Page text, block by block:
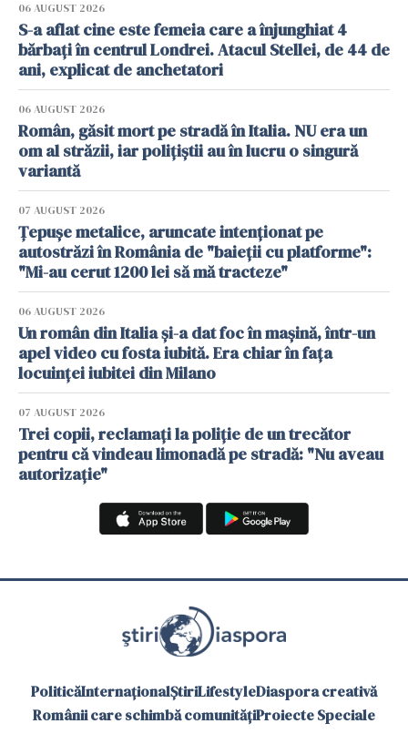
06 AUGUST 2026
S-a aflat cine este femeia care a înjunghiat 4
bărbați în centrul Londrei. Atacul Stellei, de 44 de
ani, explicat de anchetatori
06 AUGUST 2026
Român, găsit mort pe stradă în Italia. NU era un
om al străzii, iar polițiștii au în lucru o singură
variantă
07 AUGUST 2026
Țepușe metalice, aruncate intenționat pe
autostrăzi în România de "baieții cu platforme":
"Mi-au cerut 1200 lei să mă tracteze"
06 AUGUST 2026
Un român din Italia și-a dat foc în mașină, într-un
apel video cu fosta iubită. Era chiar în fața
locuinței iubitei din Milano
07 AUGUST 2026
Trei copii, reclamați la poliție de un trecător
pentru că vindeau limonadă pe stradă: "Nu aveau
autorizație"
PoliticăInternaționalȘtiriLifestyleDiaspora creativă
Românii care schimbă comunitățiProiecte Speciale